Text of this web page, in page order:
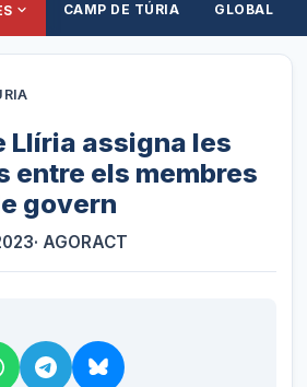
CAMP DE TÚRIA GLOBAL
Llíria assigna les
entre els membres
govern
· AGORACT